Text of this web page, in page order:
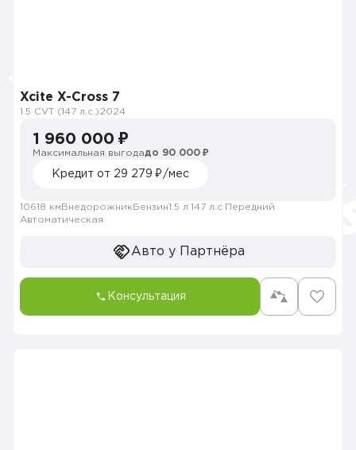
Xcite X-Cross 7
1.5 CVT (147 л.с.)2024
1 960 000 ₽
Максимальная выгодадо 90 000 ₽
Кредит от 29 279 ₽/мес
10618 км Внедорожник Бензин1.5 л. 147 л.с. Передний
Автоматическая
Авто у Партнёра
Консультация